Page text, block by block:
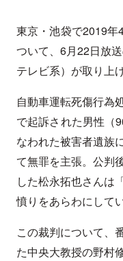
東京・池袋で2019年
ついて、6月22日放
テレビ系）が取り上げ
自動車運転死傷行為
で起訴された男性（
なわれた被害者遺族
て無罪を主張。公判
した松永拓也さんは
憤りをあらわにしてい
この裁判について、
た中央大教授の野村